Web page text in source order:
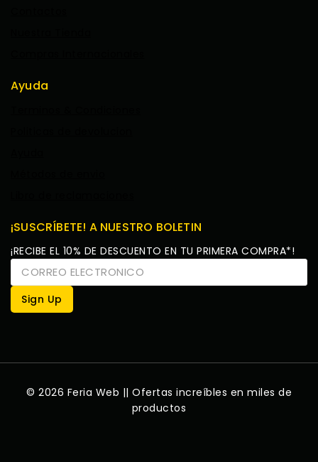
Ayuda
¡SUSCRÍBETE! A NUESTRO BOLETIN
¡RECIBE EL 10% DE DESCUENTO EN TU PRIMERA COMPRA*!
© 2026 Feria Web || Ofertas increíbles en miles de
productos